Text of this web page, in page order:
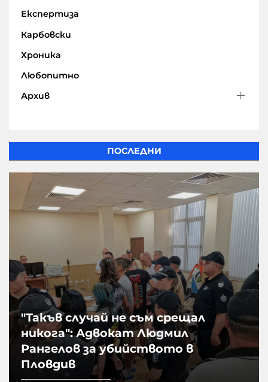
Експертиза
Карбовски
Хроника
Любопитно
Архив
ПОСЛЕДНИ
"Такъв случай не съм срещал
никога": Адвокат Людмил
Рангелов за убийството в
Пловдив